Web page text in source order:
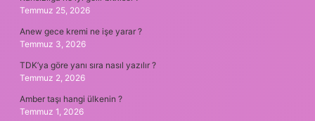
Temmuz 25, 2026
Anew gece kremi ne işe yarar ?
Temmuz 3, 2026
TDK’ya göre yanı sıra nasıl yazılır ?
Temmuz 2, 2026
Amber taşı hangi ülkenin ?
Temmuz 1, 2026